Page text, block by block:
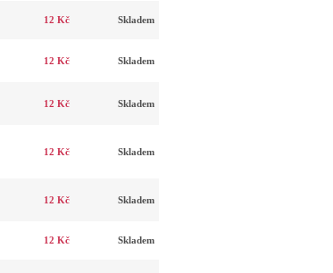
12 Kč Skladem
12 Kč Skladem
12 Kč Skladem
12 Kč Skladem
12 Kč Skladem
12 Kč Skladem